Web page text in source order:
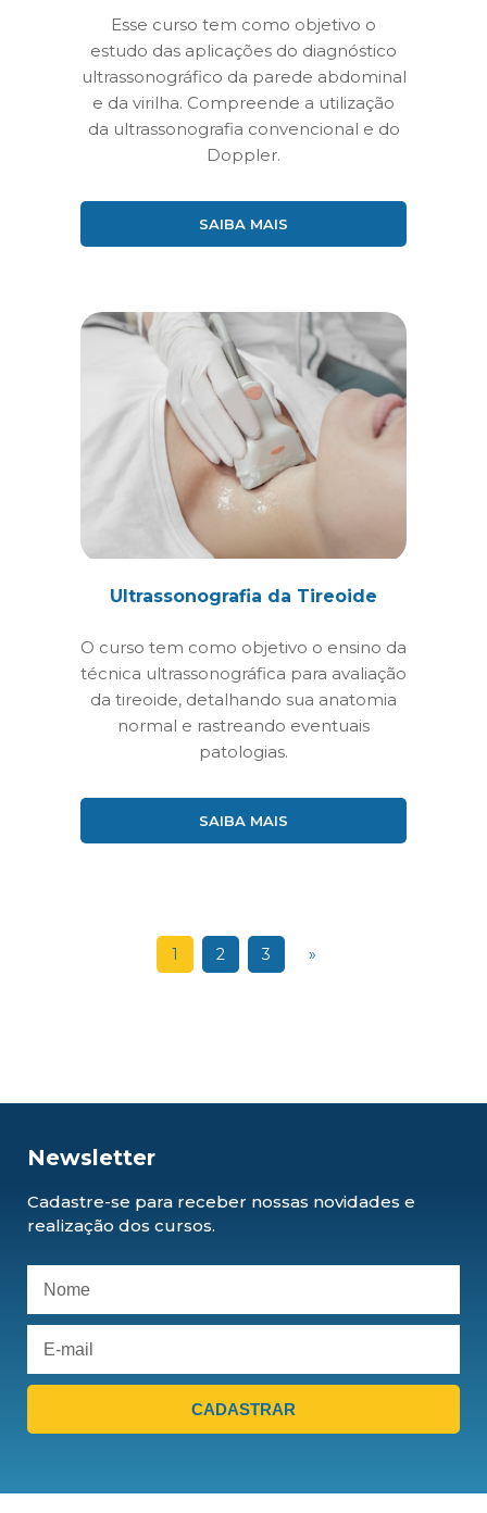
Esse curso tem como objetivo o
estudo das aplicações do diagnóstico
ultrassonográfico da parede abdominal
e da virilha. Compreende a utilização
da ultrassonografia convencional e do
Doppler.
SAIBA MAIS
Ultrassonografia da Tireoide
O curso tem como objetivo o ensino da
técnica ultrassonográfica para avaliação
da tireoide, detalhando sua anatomia
normal e rastreando eventuais
patologias.
SAIBA MAIS
1 2 3 »
Newsletter
Cadastre-se para receber nossas novidades e
realização dos cursos.
CADASTRAR